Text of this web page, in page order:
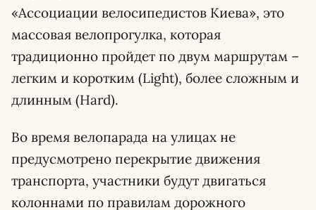
«Ассоциации велосипедистов Киева», это
массовая велопрогулка, которая
традиционно пройдет по двум маршрутам –
легким и коротким (Light), более сложным и
длинным (Hard).
Во время велопарада на улицах не
предусмотрено перекрытие движения
транспорта, участники будут двигаться
колоннами по правилам дорожного